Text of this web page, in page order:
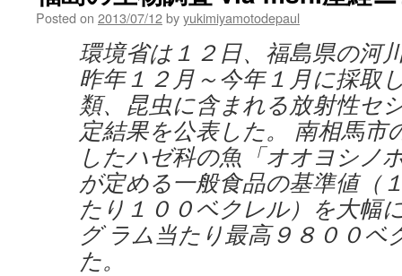
Posted on 2013/07/12byyukimiyamotodepaul
環境省は１２日、福島県の河
昨年１２月～今年１月に採取
類、昆虫に含まれる放射性セ
定結果を公表した。 南相馬市
したハゼ科の魚「オオヨシノ
が定める一般食品の基準値（
たり１００ベクレル）を大幅
グ ラム当たり最高９８００ベ
た。